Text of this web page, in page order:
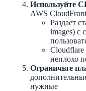
Используйте
AWS
Раздает
images) с
неплохо
Ограничьте
нужные